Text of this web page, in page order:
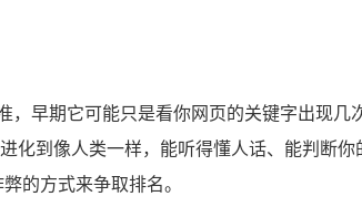
，早期它可能只是看你网页的关键字出现几
化到像人类一样，能听得懂人话、能判断
的方式来争取排名。